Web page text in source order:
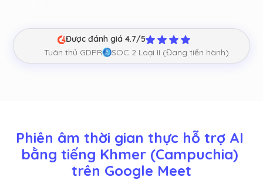
Được đánh giá 4.7/5
Tuân thủ GDPR
SOC 2 Loại II (Đang tiến hành)
Phiên âm thời gian thực hỗ trợ AI
bằng tiếng Khmer (Campuchia)
trên Google Meet